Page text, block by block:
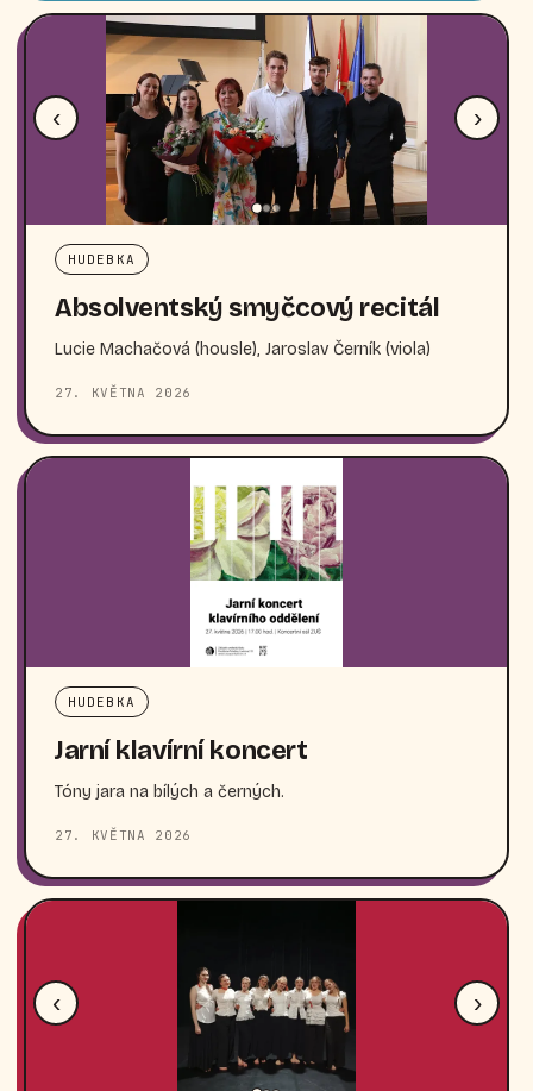
‹ ›
HUDEBKA
Absolventský smyčcový recitál
Lucie Machačová (housle), Jaroslav Černík (viola)
27. KVĚTNA 2026
HUDEBKA
Jarní klavírní koncert
Tóny jara na bílých a černých.
27. KVĚTNA 2026
‹ ›